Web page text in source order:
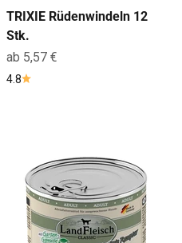
TRIXIE Rüdenwindeln 12
Stk.
Angebot
ab 5,57 €
4.8